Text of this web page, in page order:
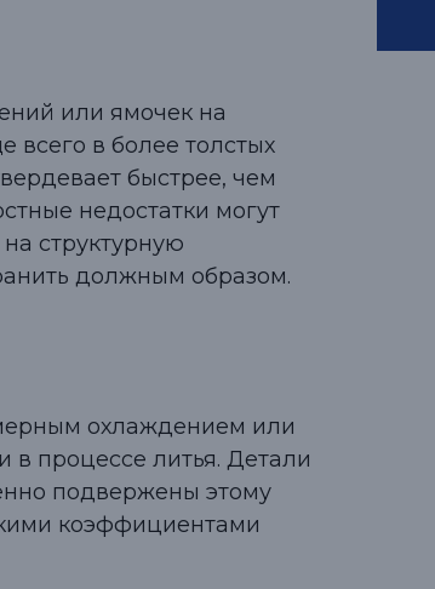
или ямочек на
всего в более толстых
быстрее, чем
недостатки могут
структурную
должным образом.
охлаждением или
в процессе литья. Детали
подвержены этому
коэффициентами